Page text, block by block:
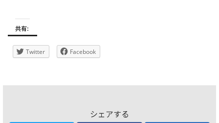
共有:
Twitter Facebook
シェアする